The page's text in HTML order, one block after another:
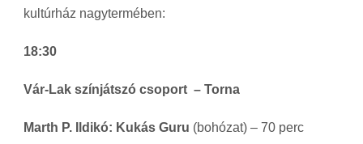
kultúrház nagytermében:
18:30
Vár-Lak színjátszó csoport – Torna
Marth P. Ildikó: Kukás Guru (bohózat) – 70 perc